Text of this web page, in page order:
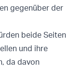
gegenüber der
beide Seiten
und ihre
da davon